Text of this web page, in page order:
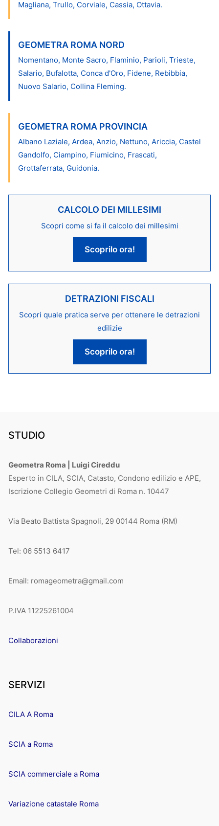
Magliana, Trullo, Corviale, Cassia, Ottavia.
GEOMETRA ROMA NORD
Nomentano, Monte Sacro, Flaminio, Parioli, Trieste,
Salario, Bufalotta, Conca d'Oro, Fidene, Rebibbia,
Nuovo Salario, Collina Fleming.
GEOMETRA ROMA PROVINCIA
Albano Laziale, Ardea, Anzio, Nettuno, Ariccia, Castel
Gandolfo, Ciampino, Fiumicino, Frascati,
Grottaferrata, Guidonia.
CALCOLO DEI MILLESIMI
Scopri come si fa il calcolo dei millesimi
Scoprilo ora!
DETRAZIONI FISCALI
Scopri quale pratica serve per ottenere le detrazioni
edilizie
Scoprilo ora!
STUDIO
Geometra Roma | Luigi Cireddu
Esperto in CILA, SCIA, Catasto, Condono edilizio e APE,
Iscrizione Collegio Geometri di Roma n. 10447
Via Beato Battista Spagnoli, 29 00144 Roma (RM)
Tel: 06 5513 6417
Email: romageometra@gmail.com
P.IVA 11225261004
Collaborazioni
SERVIZI
CILA A Roma
SCIA a Roma
SCIA commerciale a Roma
Variazione catastale Roma